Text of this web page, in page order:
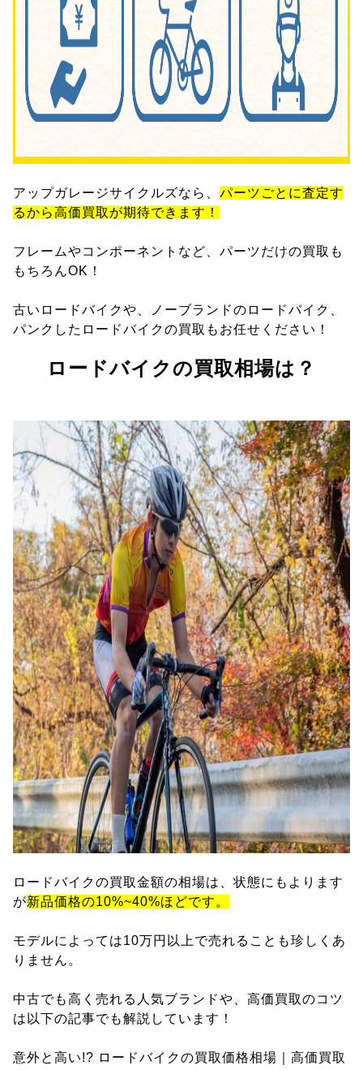
アップガレージサイクルズなら、 パーツごとに査定す
るから高価買取が期待できます！
フレームやコンポーネントなど、パーツだけの買取も
もちろんOK！
古いロードバイクや、ノーブランドのロードバイク、
パンクしたロードバイクの買取もお任せください！
ロードバイクの買取相場は？
ロードバイクの買取金額の相場は、状態にもよります
が新品価格の10%~40%ほどです。
モデルによっては10万円以上で売れることも珍しくあ
りません。
中古でも高く売れる人気ブランドや、高価買取のコツ
は以下の記事でも解説しています！
意外と高い!? ロードバイクの買取価格相場｜高価買取